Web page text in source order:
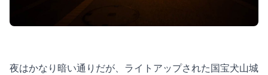
夜はかなり暗い通りだが、ライトアップされた国宝犬山城